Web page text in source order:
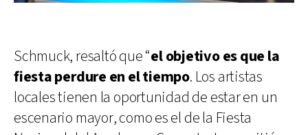
Schmuck, resaltó que “el objetivo es que la
fiesta perdure en el tiempo. Los artistas
locales tienen la oportunidad de estar en un
escenario mayor, como es el de la Fiesta